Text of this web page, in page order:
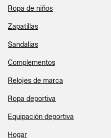
Ropa de niños
Zapatillas
Sandalias
Complementos
Relojes de marca
Ropa deportiva
Equipación deportiva
Hogar